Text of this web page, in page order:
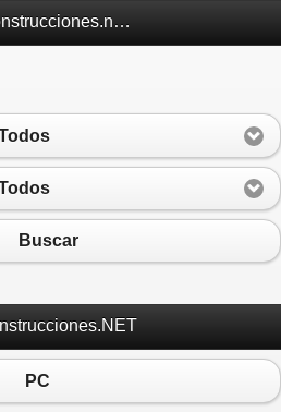
Megaconstrucciones.net Móvil
Buscar
PC